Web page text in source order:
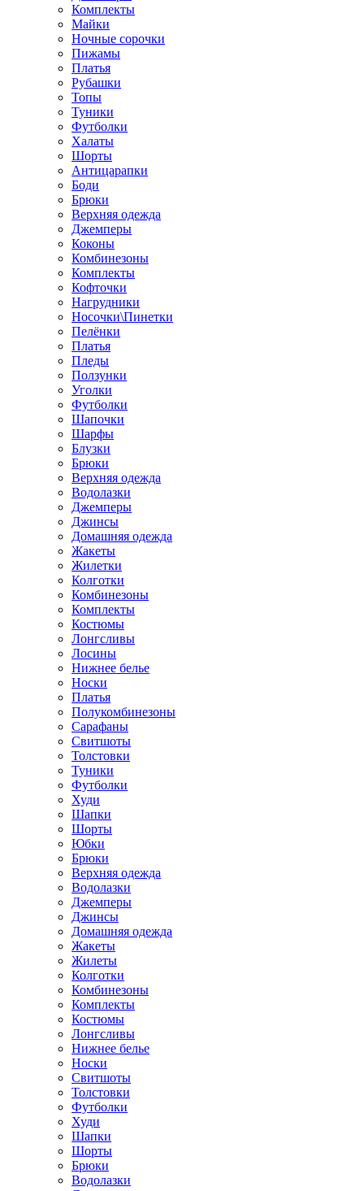
Комплекты
Майки
Ночные сорочки
Пижамы
Платья
Рубашки
Топы
Туники
Футболки
Халаты
Шорты
Антицарапки
Боди
Брюки
Верхняя одежда
Джемперы
Коконы
Комбинезоны
Комплекты
Кофточки
Нагрудники
Носочки\Пинетки
Пелёнки
Платья
Пледы
Ползунки
Уголки
Футболки
Шапочки
Шарфы
Блузки
Брюки
Верхняя одежда
Водолазки
Джемперы
Джинсы
Домашняя одежда
Жакеты
Жилетки
Колготки
Комбинезоны
Комплекты
Костюмы
Лонгсливы
Лосины
Нижнее белье
Носки
Платья
Полукомбинезоны
Сарафаны
Свитшоты
Толстовки
Туники
Футболки
Худи
Шапки
Шорты
Юбки
Брюки
Верхняя одежда
Водолазки
Джемперы
Джинсы
Домашняя одежда
Жакеты
Жилеты
Колготки
Комбинезоны
Комплекты
Костюмы
Лонгсливы
Нижнее белье
Носки
Свитшоты
Толстовки
Футболки
Худи
Шапки
Шорты
Брюки
Водолазки